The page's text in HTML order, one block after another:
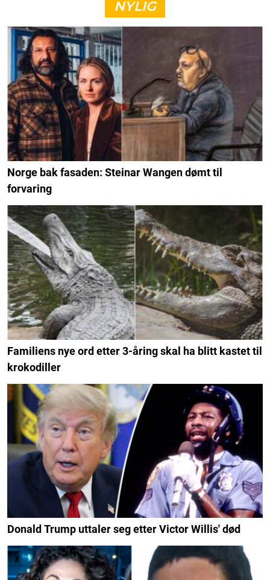
NYLIG
Norge bak fasaden: Steinar Wangen dømt til
forvaring
Familiens nye ord etter 3-åring skal ha blitt kastet til
krokodiller
Donald Trump uttaler seg etter Victor Willis' død